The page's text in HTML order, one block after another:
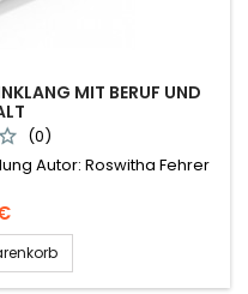
MIT BERUF UND
(0)
Autor: Roswitha Fehrer